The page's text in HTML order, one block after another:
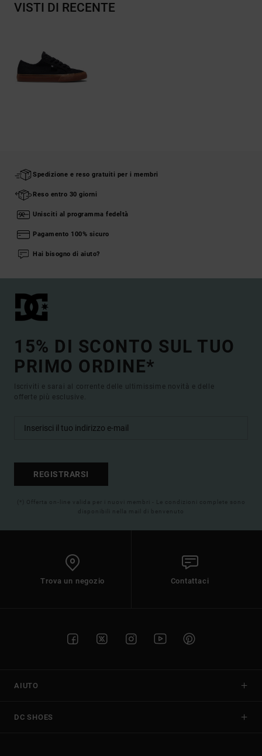
VISTI DI RECENTE
Spedizione e reso gratuiti per i membri
Reso entro 30 giorni
Unisciti al programma fedeltà
Pagamento 100% sicuro
Hai bisogno di aiuto?
15% DI SCONTO SUL TUO
PRIMO ORDINE*
Iscriviti e sarai al corrente delle ultimissime novità e delle
offerte più esclusive.
REGISTRARSI
(*) Offerta on-line valida per i nuovi membri - Le condizioni complete sono
disponibili nella mail di benvenuto
Trova un negozio Contattaci
AIUTO
DC SHOES